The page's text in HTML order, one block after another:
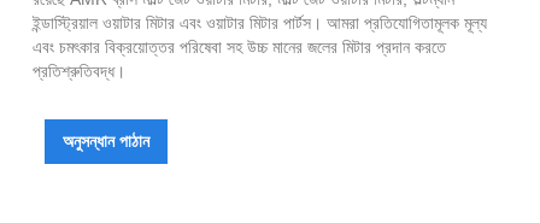
ইন্ডাস্ট্রিয়াল ওয়াটার মিটার এবং ওয়াটার মিটার পার্টস। আমরা প্রতিযোগিতামূলক মূল্য
এবং চমৎকার বিক্রয়োত্তর পরিষেবা সহ উচ্চ মানের জলের মিটার প্রদান করতে
প্রতিশ্রুতিবদ্ধ।
অনুসন্ধান পাঠান